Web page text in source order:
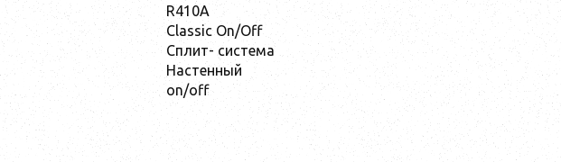
R410A
Classic On/Off
Сплит- система
Настенный
on/off